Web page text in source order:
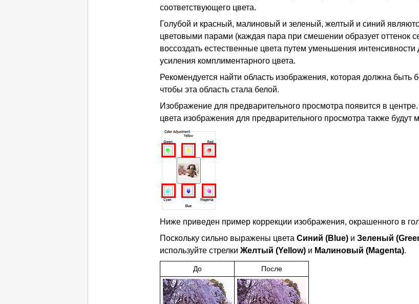
соответствующего цвета.
Голубой и красный, малиновый и зеленый, желтый и синий
цветовыми парами (каждая пара при смешении образует оттенок
воссоздать естественные цвета путем уменьшения
усиления комплиментарного цвета.
Рекомендуется найти область изображения, которая должна быть
чтобы эта область стала белой.
Изображение для предварительного просмотра появится в центре.
цвета изображения для предварительного просмотра также будут
Ниже приведен пример коррекции изображения, окрашенного в
Поскольку сильно выражены цвета Синий (Blue) и Зеленый
используйте стрелки Желтый (Yellow) и Малиновый (Magenta).
До После